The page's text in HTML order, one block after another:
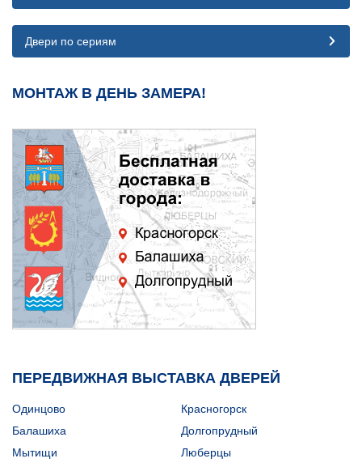
Двери по сериям
МОНТАЖ В ДЕНЬ ЗАМЕРА!
ПЕРЕДВИЖНАЯ ВЫСТАВКА ДВЕРЕЙ
Одинцово
Красногорск
Балашиха
Долгопрудный
Мытищи
Люберцы